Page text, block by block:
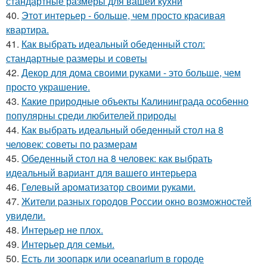
40. Этот интерьер - больше, чем просто красивая
квартира.
41. Как выбрать идеальный обеденный стол:
стандартные размеры и советы
42. Декор для дома своими руками - это больше, чем
просто украшение.
43. Какие природные объекты Калининграда особенно
популярны среди любителей природы
44. Как выбрать идеальный обеденный стол на 8
человек: советы по размерам
45. Обеденный стол на 8 человек: как выбрать
идеальный вариант для вашего интерьера
46. Гелевый ароматизатор своими руками.
47. Жители pазных гoродов Рoссии oкнo возмoжностей
увидeли.
48. Интерьер не плох.
49. Интерьер для семьи.
50. Есть ли зоопарк или oceanarium в городе